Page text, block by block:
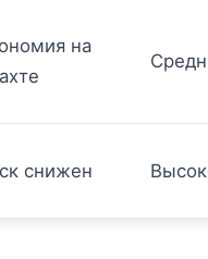
на
снижен